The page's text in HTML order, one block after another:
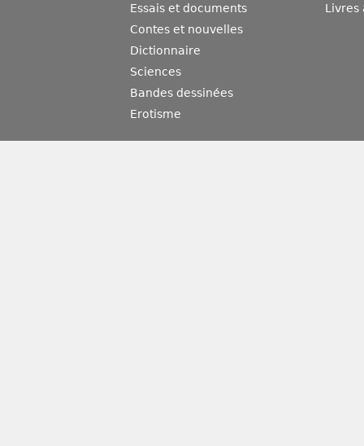
Essais et documents
Contes et nouvelles
Dictionnaire
Sciences
Bandes dessinées
Erotisme
Livres